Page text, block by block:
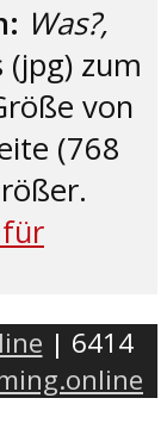
Was?,
zum
von
(768
| 6414